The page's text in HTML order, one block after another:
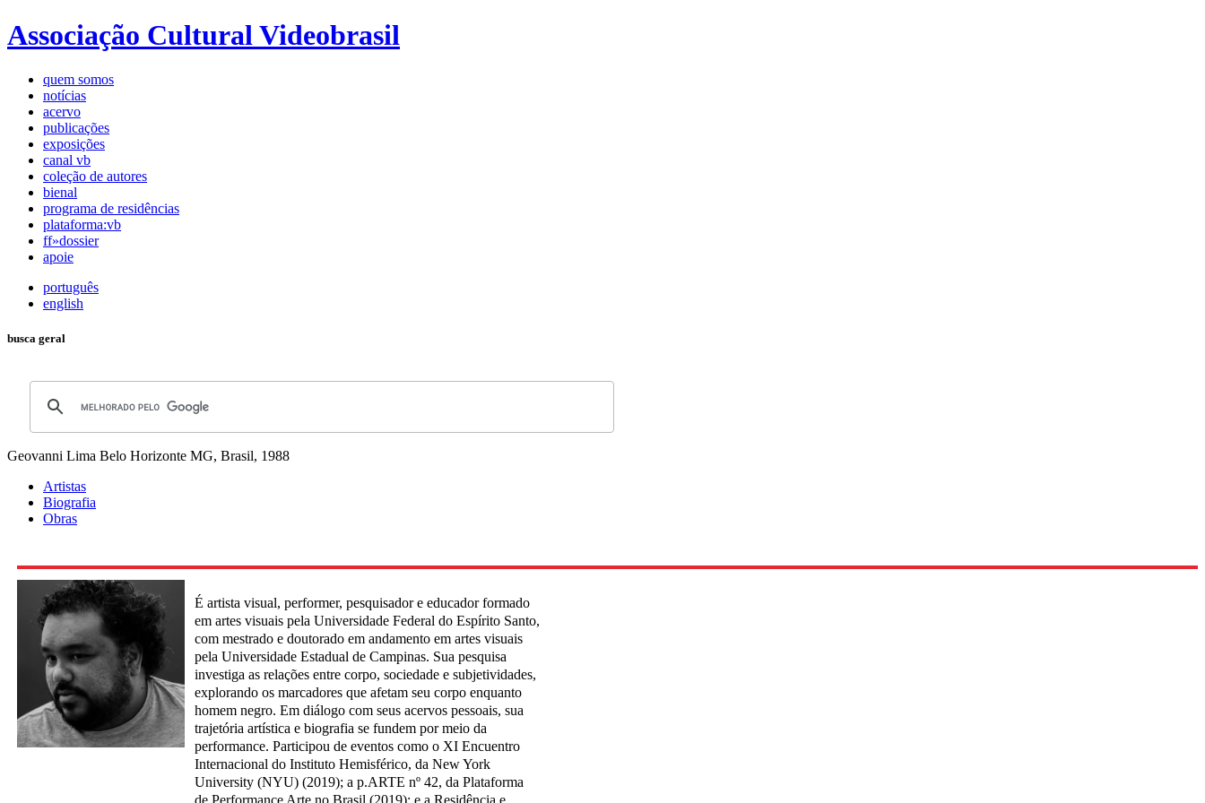
Associação Cultural Videobrasil
quem somos
notícias
acervo
publicações
exposições
canal vb
coleção de autores
bienal
programa de residências
plataforma:vb
ff»dossier
apoie
português
english
busca geral
Geovanni Lima Belo Horizonte MG, Brasil, 1988
Artistas
Biografia
Obras
É artista visual, performer, pesquisador e educador formado
em artes visuais pela Universidade Federal do Espírito Santo,
com mestrado e doutorado em andamento em artes visuais
pela Universidade Estadual de Campinas. Sua pesquisa
investiga as relações entre corpo, sociedade e subjetividades,
explorando os marcadores que afetam seu corpo enquanto
homem negro. Em diálogo com seus acervos pessoais, sua
trajetória artística e biografia se fundem por meio da
performance. Participou de eventos como o XI Encuentro
Internacional do Instituto Hemisférico, da New York
University (NYU) (2019); a p.ARTE nº 42, da Plataforma